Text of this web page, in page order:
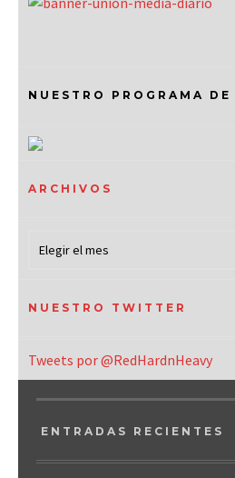
NUESTRO PROGRAMA DE
ARCHIVOS
NUESTRO TWITTER
Tweets por @RedHardnHeavy
ENTRADAS RECIENTES